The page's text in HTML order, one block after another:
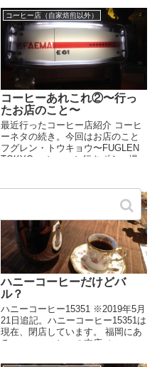
１日）ゲシャリー・コーヒーに寄
ってみたい気持ちはありました
が、少し調べてみ...
コーヒー店（自家焙煎以外）
コーヒーあれこれ②〜行っ
たお店のこと〜
最近行ったコーヒー店紹介 コーヒ
ーネタの続き。今回はお店のこと
フグレン・トウキョウ〜FUGLEN
TOKYO〜 ちょっと行きずらい場
ハニーコーヒーだけどバ
ル？
ハニーコーヒー15351 ※2019年5月
21日追記。ハニーコーヒー15351は
現在、閉店しています。 福岡にあ
るハニーコーヒーの支店（ハニー